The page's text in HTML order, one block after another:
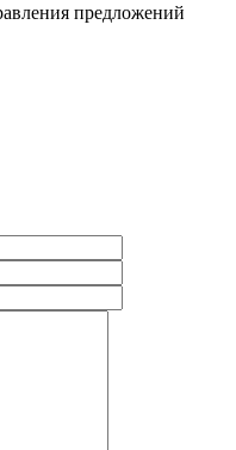
предложений